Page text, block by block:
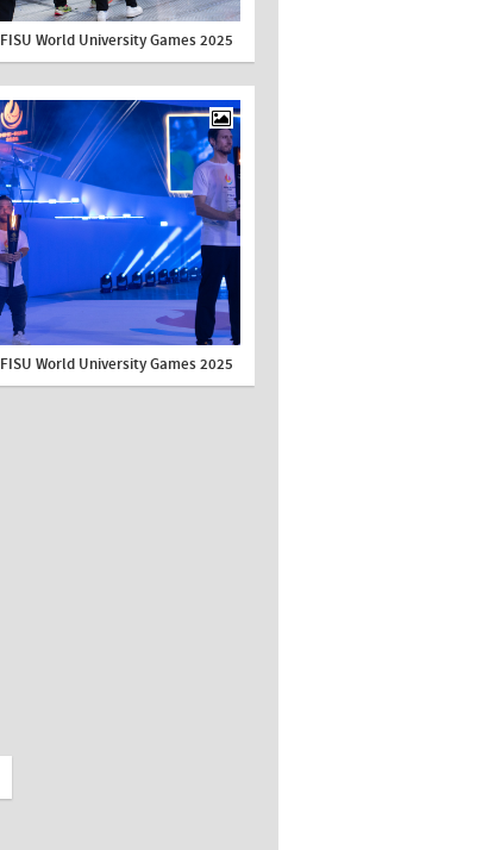
FISU World University Games 2025
FISU World University Games 2025